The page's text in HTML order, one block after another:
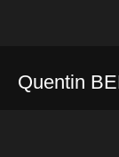
Quentin